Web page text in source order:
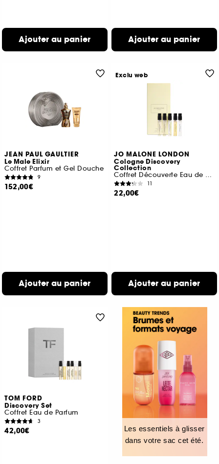
Ajouter au panier Ajouter au panier
JEAN PAUL GAULTIER
Le Male Elixir
Coffret Parfum et Gel Douche
9
152,00€
Ajouter au panier
JO MALONE LONDON
Cologne Discovery
Collection
Coffret Découverte Eau de Cologne
11
22,00€
Ajouter au panier
Exclu web
TOM FORD
Discovery Set
Coffret Eau de Parfum
3
42,00€
Les essentiels à glisser
dans votre sac cet été.